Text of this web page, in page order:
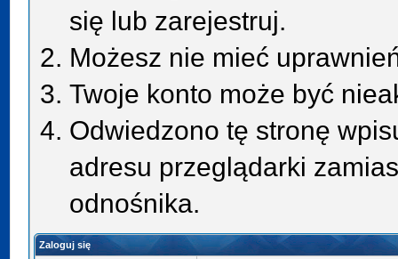
się lub zarejestruj.
Możesz nie mieć
Twoje konto może być
Odwiedzono tę stronę
adresu przeglądarki
odnośnika.
Zaloguj się